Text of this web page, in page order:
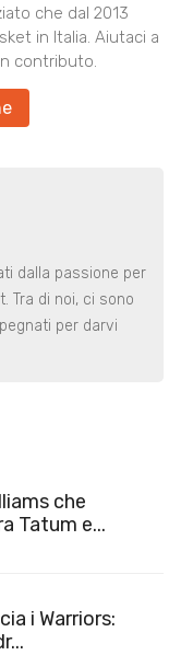
che dal 2013
in Italia. Aiutaci a
contributo.
dalla passione per
Tra di noi, ci sono
per darvi
che
Tatum e...
i Warriors: